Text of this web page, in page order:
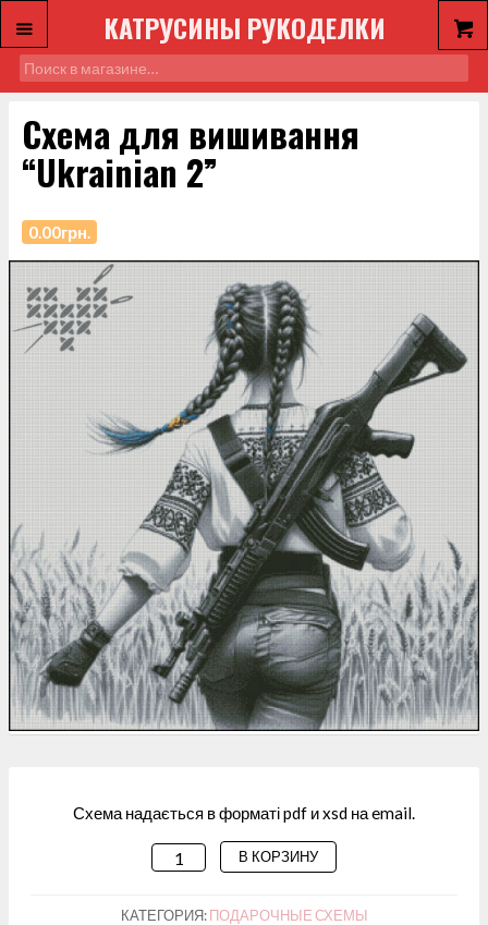
КАТРУСИНЫ РУКОДЕЛКИ
Схема для вишивання
“Ukrainian 2”
0.00грн.
Схема надається в форматі pdf и xsd на email.
КОЛИЧЕСТВО
СХЕМА
В КОРЗИНУ
КАТЕГОРИЯ:ПОДАРОЧНЫЕ СХЕМЫ